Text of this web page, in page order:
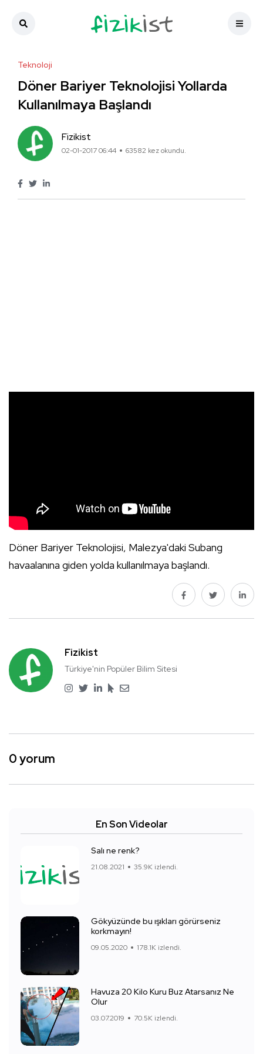
Teknoloji
Döner Bariyer Teknolojisi Yollarda
Kullanılmaya Başlandı
Fizikist
02-01-2017 06:44 63582 kez okundu.
Döner Bariyer Teknolojisi, Malezya'daki Subang
havaalanına giden yolda kullanılmaya başlandı.
Fizikist
Türkiye'nin Popüler Bilim Sitesi
0 yorum
En Son Videolar
Salı ne renk?
21.08.2021 35.9K izlendi.
Gökyüzünde bu ışıkları görürseniz
korkmayın!
09.05.2020 178.1K izlendi.
Havuza 20 Kilo Kuru Buz Atarsanız Ne
Olur
03.07.2019 70.5K izlendi.